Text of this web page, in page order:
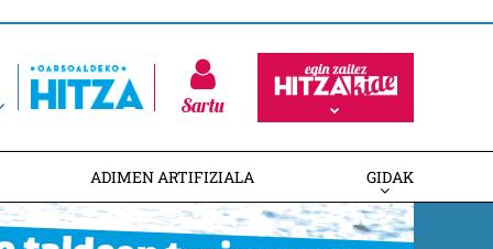
Sartu
ADIMEN ARTIFIZIALA GIDAK